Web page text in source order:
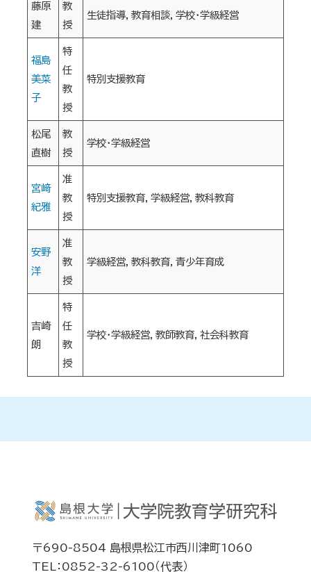
藤原
建
教
授
生徒指導，教育相談，学校・学級経営
福島
美菜
子
特
任
教
授
特別支援教育
松尾
直樹
教
授
学校・学級経営
宮﨑
紀雅
准
教
授
特別支援教育，学級経営，教科教育
安野
洋
准
教
授
学級経営，教科教育，青少年育成
吉崎
朗
特
任
教
授
学校・学級経営，教師教育，社会科教育
〒690-8504 島根県松江市西川津町1060
TEL：0852-32-6100（代表）